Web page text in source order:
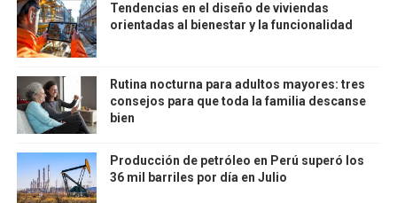
Tendencias en el diseño de viviendas
orientadas al bienestar y la funcionalidad
Rutina nocturna para adultos mayores: tres
consejos para que toda la familia descanse
bien
Producción de petróleo en Perú superó los
36 mil barriles por día en Julio